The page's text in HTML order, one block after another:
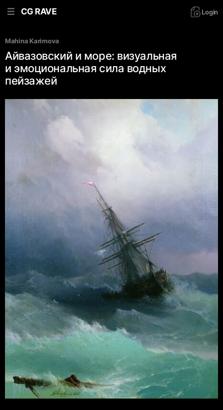
CG RAVE Login
Mahina Karimova
Айвазовский и море: визуальная
и эмоциональная сила водных
пейзажей